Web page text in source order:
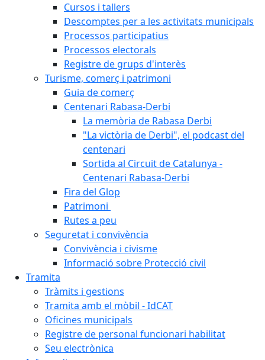
Cursos i tallers
Descomptes per a les activitats municipals
Processos participatius
Processos electorals
Registre de grups d'interès
Turisme, comerç i patrimoni
Guia de comerç
Centenari Rabasa-Derbi
La memòria de Rabasa Derbi
"La victòria de Derbi", el podcast del
centenari
Sortida al Circuit de Catalunya -
Centenari Rabasa-Derbi
Fira del Glop
Patrimoni
Rutes a peu
Seguretat i convivència
Convivència i civisme
Informació sobre Protecció civil
Tramita
Tràmits i gestions
Tramita amb el mòbil - IdCAT
Oficines municipals
Registre de personal funcionari habilitat
Seu electrònica